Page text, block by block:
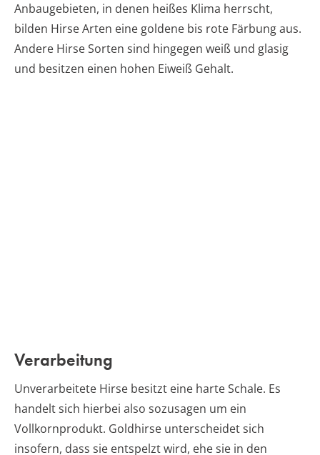
Anbaugebieten, in denen heißes Klima herrscht,
bilden Hirse Arten eine goldene bis rote Färbung aus.
Andere Hirse Sorten sind hingegen weiß und glasig
und besitzen einen hohen Eiweiß Gehalt.
Verarbeitung
Unverarbeitete Hirse besitzt eine harte Schale. Es
handelt sich hierbei also sozusagen um ein
Vollkornprodukt. Goldhirse unterscheidet sich
insofern, dass sie entspelzt wird, ehe sie in den